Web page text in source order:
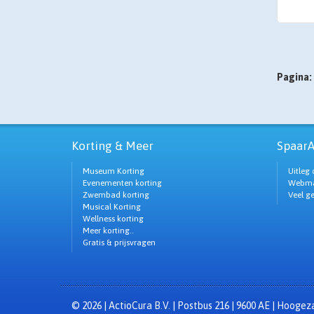
Pagina:
Korting & Meer
Museum Korting
Evenementen korting
Zwembad korting
Musical Korting
Wellness korting
Meer korting..
Gratis & prijsvragen
Uitleg
Veel
© 2026 | ActioCura B.V. | Postbus 216 | 9600 AE |